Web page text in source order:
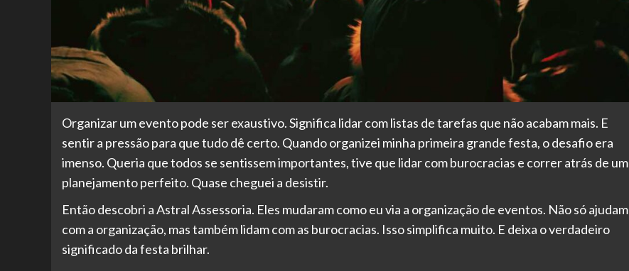
Organizar um evento pode ser exaustivo. Significa lidar com listas de tarefas que não acabam mais. E
sentir a pressão para que tudo dê certo. Quando organizei minha primeira grande festa, o desafio era
imenso. Queria que todos se sentissem importantes, tive que lidar com burocracias e correr atrás de um
planejamento perfeito. Quase cheguei a desistir.
Então descobri a Astral Assessoria. Eles mudaram como eu via a organização de eventos. Não só ajudam
com a organização, mas também lidam com as burocracias. Isso simplifica muito. E deixa o verdadeiro
significado da festa brilhar.